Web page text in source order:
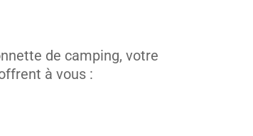
de camping, votre
à vous :